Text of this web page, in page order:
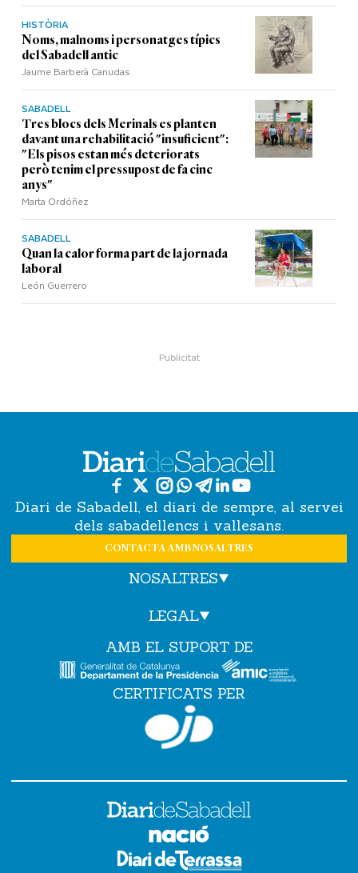
HISTÒRIA
Noms, malnoms i personatges típics
del Sabadell antic
Jaume Barberà Canudas
SABADELL
Tres blocs dels Merinals es planten
davant una rehabilitació "insuficient":
"Els pisos estan més deteriorats
però tenim el pressupost de fa cinc
anys"
Marta Ordóñez
SABADELL
Quan la calor forma part de la jornada
laboral
León Guerrero
Diari de Sabadell, el diari de sempre, al servei
dels sabadellencs i vallesans.
CONTACTA AMB NOSALTRES
NOSALTRES
LEGAL
AMB EL SUPORT DE
CERTIFICATS PER